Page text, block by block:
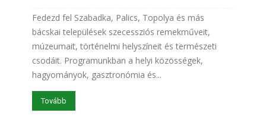
Fedezd fel Szabadka, Palics, Topolya és más
bácskai települések szecessziós remekműveit,
múzeumait, történelmi helyszíneit és természeti
csodáit. Programunkban a helyi közösségek,
hagyományok, gasztronómia és...
Tovább